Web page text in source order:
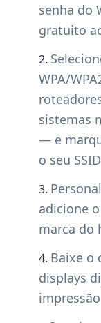
senha do
gratuito
WPA/
sistemas
— e
o seu
adicione
marca do
Baixe o
displays